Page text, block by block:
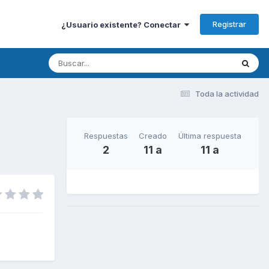
¿Usuario existente? Conectar Registrar
Toda la actividad
Respuestas
2
Creado
11 a
Última respuesta
11 a